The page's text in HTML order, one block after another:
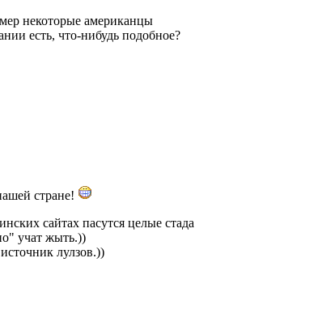
некоторые американцы
есть, что-нибудь подобное?
стране!
сайтах пасутся целые стада
учат жыть.))
лулзов.))